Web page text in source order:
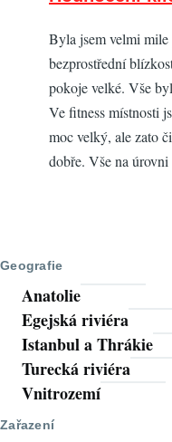
Byla jsem velmi mile
bezprostřední
pokoje velké. Vše
Ve fitness místnosti
moc velký, ale zato
dobře. Vše na
Geografie
Anatolie
Egejská riviéra
Istanbul a Thrákie
Turecká riviéra
Vnitrozemí
Zařazení